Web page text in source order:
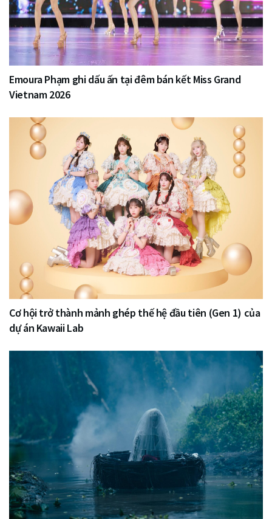
Emoura Phạm ghi dấu ấn tại đêm bán kết Miss Grand
Vietnam 2026
Cơ hội trở thành mảnh ghép thế hệ đầu tiên (Gen 1) của
dự án Kawaii Lab